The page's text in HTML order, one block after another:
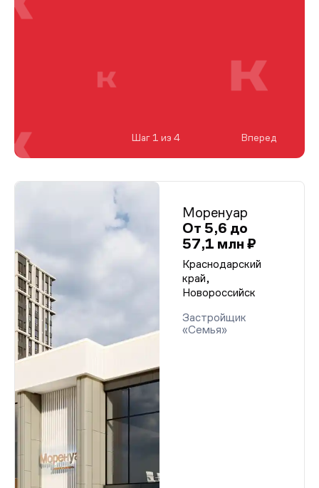
Моренуар
От 5,6 до
57,1 млн ₽
Краснодарский
край,
Новороссийск
Застройщик
«Семья»
Шаг 1 из 4 Вперед